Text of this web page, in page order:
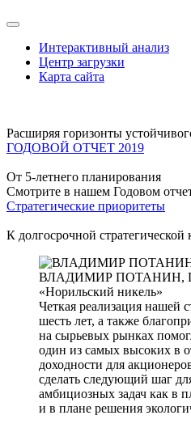
Интерактивный анализ
Центр загрузки
Карта сайта
Расширяя горизонты
ГОДОВОЙ ОТЧЕТ 2019
От 5-летнего планирования
Смотрите в нашем Годовом
Стратегические приоритеты
К долгосрочной
ВЛАДИМИР ПОТАНИН,
«Норильский никель»
Четкая реализация нашей
шесть лет, а также
на сырьевых рынках
один из самых высоких в
доходности для
сделать следующий шаг
амбициозных задач как в
и в плане решения